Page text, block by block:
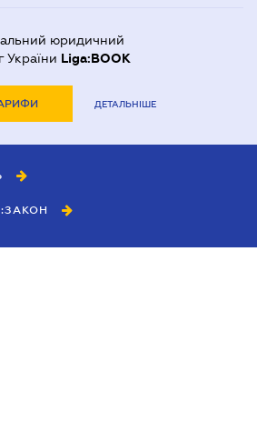
юридичний
України Liga:BOOK
ДЕТАЛЬНІШЕ